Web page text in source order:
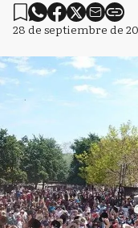
28 de septiembre de